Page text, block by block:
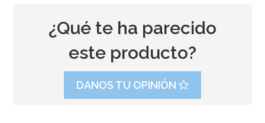
¿Qué te ha parecido
este producto?
DANOS TU OPINIÓN